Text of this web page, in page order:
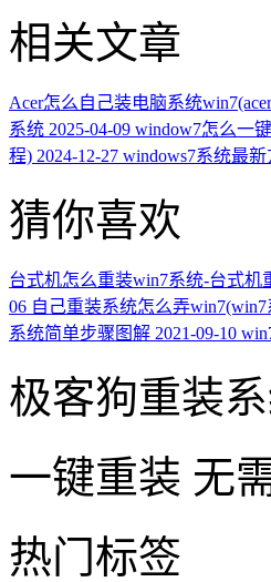
相关文章
Acer怎么自己装电脑系统
系统 2025-04-09 window7怎么一
程) 2024-12-27 windows7系统最
猜你喜欢
台式机怎么重装win7系统-台式机
06 自己重装系统怎么弄
系统简单步骤图解 2021-09-10
极客狗重装
一键重装 无
热门标签